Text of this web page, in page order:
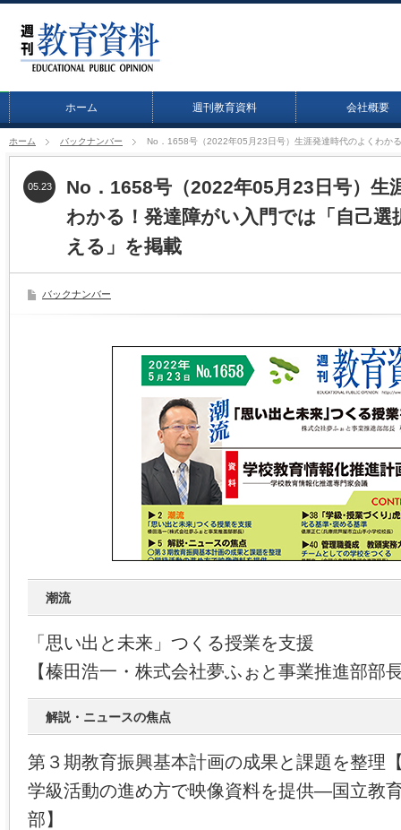
ホーム 週刊教育資料 会社概要
ホーム バックナンバー No．1658号（2022年05月23日号）生涯発達時代のよくわか
No．1658号（2022年05月23日号）生
わかる！発達障がい入門では「自己選
える」を掲載
05.23
バックナンバー
潮流
「思い出と未来」つくる授業を支援
【榛田浩一・株式会社夢ふぉと事業推進部部
解説・ニュースの焦点
第３期教育振興基本計画の成果と課題を整理
学級活動の進め方で映像資料を提供―国立教
部】